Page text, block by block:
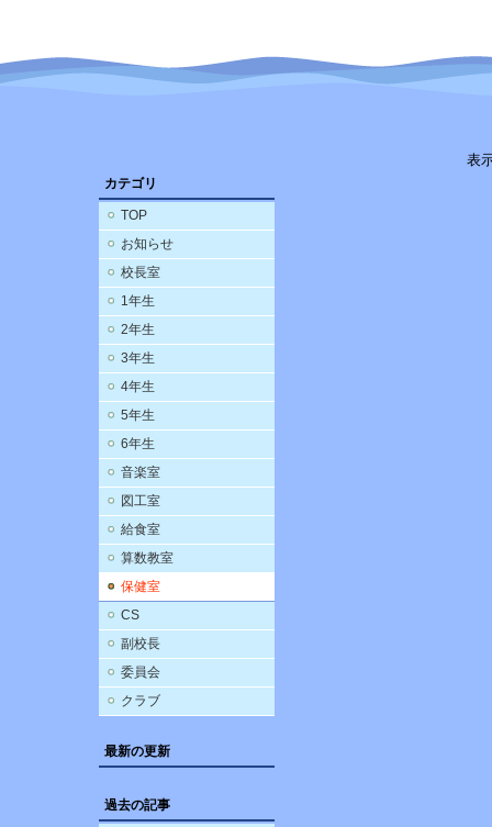
カテゴリ
TOP
お知らせ
校長室
1年生
2年生
3年生
4年生
5年生
6年生
音楽室
図工室
給食室
算数教室
保健室
CS
副校長
委員会
クラブ
最新の更新
過去の記事
表